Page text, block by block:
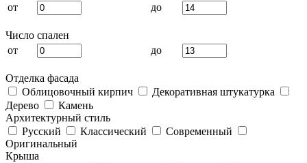
от
до
Число спален
от
до
Отделка фасада
Облицовочный кирпич
Декоративная штукатурка
Дерево
Камень
Архитектурный стиль
Русский
Классический
Современный
Оригинальный
Крыша